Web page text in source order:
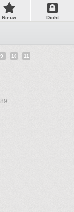
Nieuw Dicht
9 10 11